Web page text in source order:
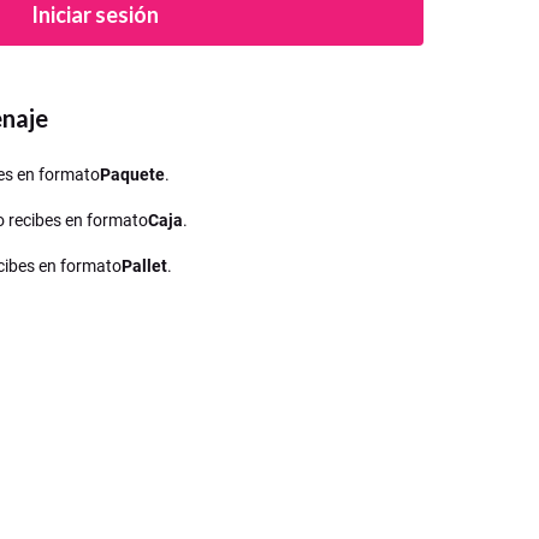
Iniciar sesión
en formatoPaquete.
recibes en formatoCaja.
en formatoPallet.